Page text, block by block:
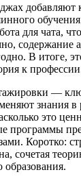
для чата,
содержание
В итоге,
к
—
знания
это
программы
Коротко:
сочетая